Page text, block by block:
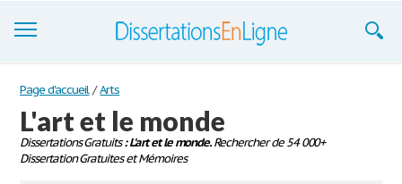
Dissertations
S'inscrire
Se connecter
Page d'accueil / Arts
L'art et le monde
Dissertations Gratuits: L'art et le monde.Rechercher de 54 000+
Dissertation Gratuites et Mémoires